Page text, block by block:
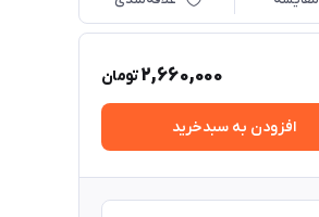
2,660,000تومان
افزودن به سبدخرید